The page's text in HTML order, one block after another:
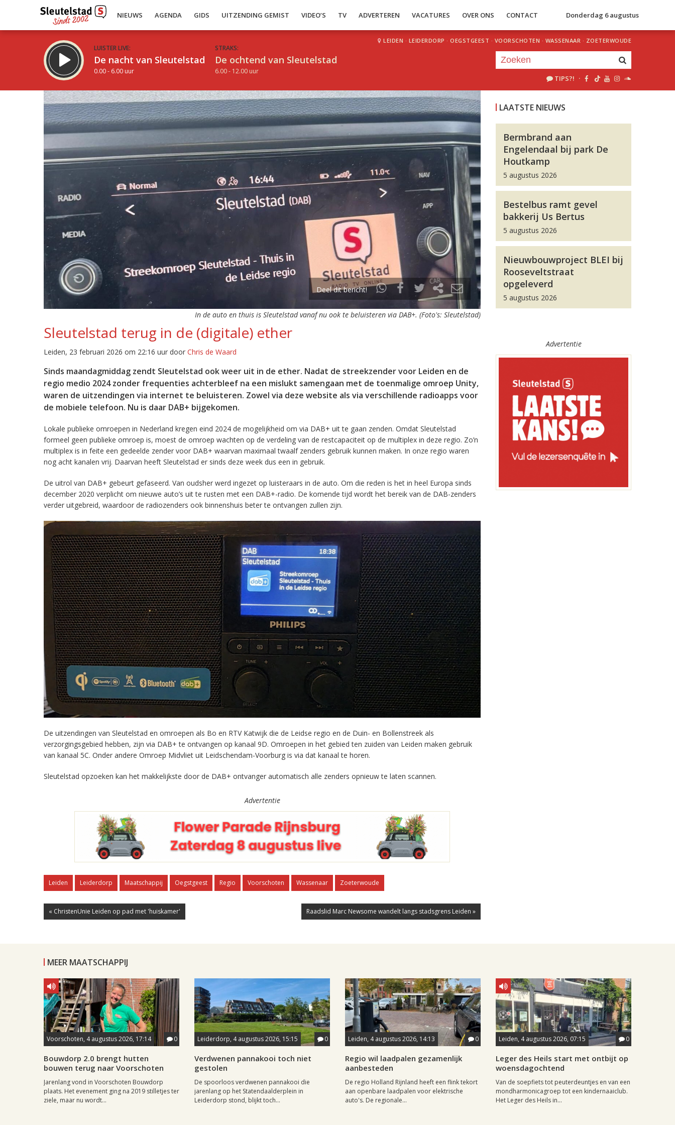
NIEUWS AGENDA GIDS UITZENDING GEMIST VIDEO’S TV ADVERTEREN VACATURES OVER ONS CONTACT Donderdag 6 augustus
LUISTER LIVE:
De nacht van Sleutelstad
0.00 - 6.00 uur
STRAKS:
De ochtend van Sleutelstad
6.00 - 12.00 uur
LEIDEN · LEIDERDORP · OEGSTGEEST · VOORSCHOTEN · WASSENAAR · ZOETERWOUDE
TIPS?! ·
Deel dit bericht!
In de auto en thuis is Sleutelstad vanaf nu ook te beluisteren via DAB+. (Foto's: Sleutelstad)
Sleutelstad terug in de (digitale) ether
Leiden, 23 februari 2026 om 22:16 uur door Chris de Waard
Sinds maandagmiddag zendt Sleutelstad ook weer uit in de ether. Nadat de streekzender voor Leiden en de
regio medio 2024 zonder frequenties achterbleef na een mislukt samengaan met de toenmalige omroep Unity,
waren de uitzendingen via internet te beluisteren. Zowel via deze website als via verschillende radioapps voor
de mobiele telefoon. Nu is daar DAB+ bijgekomen.
Lokale publieke omroepen in Nederland kregen eind 2024 de mogelijkheid om via DAB+ uit te gaan zenden. Omdat Sleutelstad
formeel geen publieke omroep is, moest de omroep wachten op de verdeling van de restcapaciteit op de multiplex in deze regio. Zo’n
multiplex is in feite een gedeelde zender voor DAB+ waarvan maximaal twaalf zenders gebruik kunnen maken. In onze regio waren
nog acht kanalen vrij. Daarvan heeft Sleutelstad er sinds deze week dus een in gebruik.
De uitrol van DAB+ gebeurt gefaseerd. Van oudsher werd ingezet op luisteraars in de auto. Om die reden is het in heel Europa sinds
december 2020 verplicht om nieuwe auto’s uit te rusten met een DAB+-radio. De komende tijd wordt het bereik van de DAB-zenders
verder uitgebreid, waardoor de radiozenders ook binnenshuis beter te ontvangen zullen zijn.
De uitzendingen van Sleutelstad en omroepen als Bo en RTV Katwijk die de Leidse regio en de Duin- en Bollenstreek als
verzorgingsgebied hebben, zijn via DAB+ te ontvangen op kanaal 9D. Omroepen in het gebied ten zuiden van Leiden maken gebruik
van kanaal 5C. Onder andere Omroep Midvliet uit Leidschendam-Voorburg is via dat kanaal te horen.
Sleutelstad opzoeken kan het makkelijkste door de DAB+ ontvanger automatisch alle zenders opnieuw te laten scannen.
Advertentie
Leiden Leiderdorp Maatschappij Oegstgeest Regio Voorschoten Wassenaar Zoeterwoude
« ChristenUnie Leiden op pad met 'huiskamer' Raadslid Marc Newsome wandelt langs stadsgrens Leiden »
LAATSTE NIEUWS
Bermbrand aan
Engelendaal bij park De
Houtkamp
5 augustus 2026
Bestelbus ramt gevel
bakkerij Us Bertus
5 augustus 2026
Nieuwbouwproject BLEI bij
Rooseveltstraat
opgeleverd
5 augustus 2026
Advertentie
MEER MAATSCHAPPIJ
Voorschoten, 4 augustus 2026, 17:14 0
Bouwdorp 2.0 brengt hutten
bouwen terug naar Voorschoten
Jarenlang vond in Voorschoten Bouwdorp
plaats. Het evenement ging na 2019 stilletjes ter
ziele, maar nu wordt...
Leiderdorp, 4 augustus 2026, 15:15 0
Verdwenen pannakooi toch niet
gestolen
De spoorloos verdwenen pannakooi die
jarenlang op het Statendaalderplein in
Leiderdorp stond, blijkt toch...
Leiden, 4 augustus 2026, 14:13 0
Regio wil laadpalen gezamenlijk
aanbesteden
De regio Holland Rijnland heeft een flink tekort
aan openbare laadpalen voor elektrische
auto's. De regionale...
Leiden, 4 augustus 2026, 07:15 0
Leger des Heils start met ontbijt op
woensdagochtend
Van de soepfiets tot peuterdeuntjes en van een
mondharmonicagroep tot een kindernaaiclub.
Het Leger des Heils in...